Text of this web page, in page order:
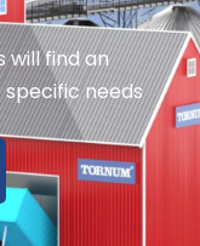
will find an
needs